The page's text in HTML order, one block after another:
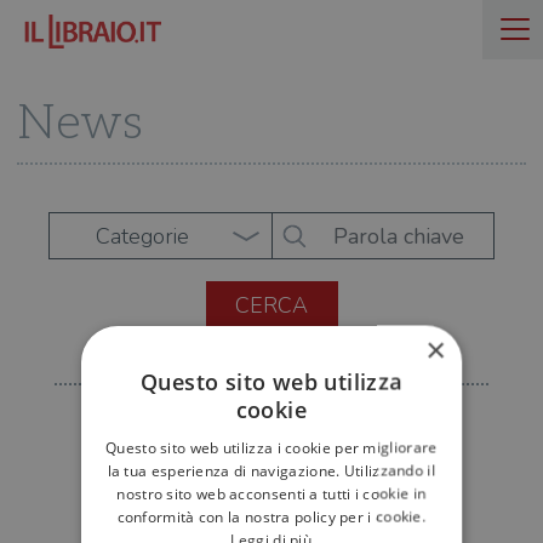
News
Categorie
×
Questo sito web utilizza
cookie
Questo sito web utilizza i cookie per migliorare
la tua esperienza di navigazione. Utilizzando il
nostro sito web acconsenti a tutti i cookie in
conformità con la nostra policy per i cookie.